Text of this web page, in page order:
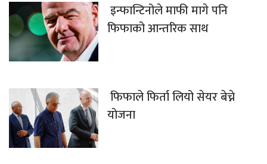
इन्फान्टिनोले माफी मागे पनि
फिफाको आन्तरिक साथ
फिफाले फिर्ता लियो सेयर बेच्ने
योजना